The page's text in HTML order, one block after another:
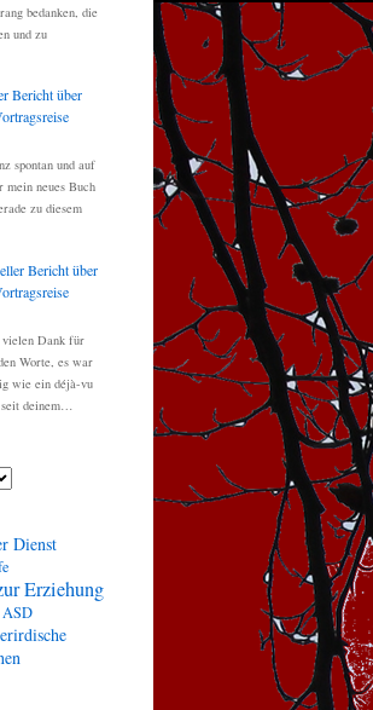
bedanken, die
und zu
Bericht über
spontan und auf
mein neues Buch
zu diesem
Bericht über
Dank für
Worte, es war
wie ein déjà-vu
deinem…
Dienst
Erziehung
ASD